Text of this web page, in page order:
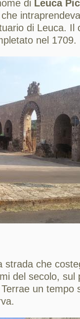
di Leuca
di Leuca. Il
nel 1709.
strada che
del secolo, sul
un tempo